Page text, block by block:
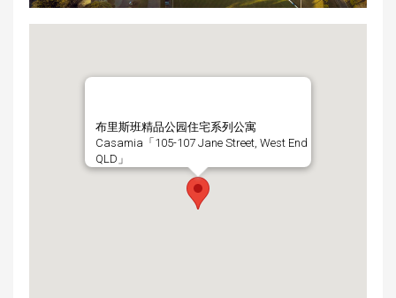
布里斯班精品公园住宅系列公寓
Casamia「105-107 Jane Street, West End
QLD」